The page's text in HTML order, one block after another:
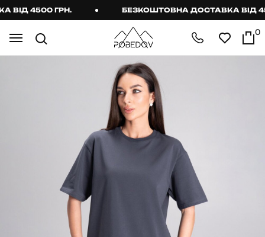
4500 ГРН. БЕЗКОШТОВНА ДОСТАВКА ВІД
0